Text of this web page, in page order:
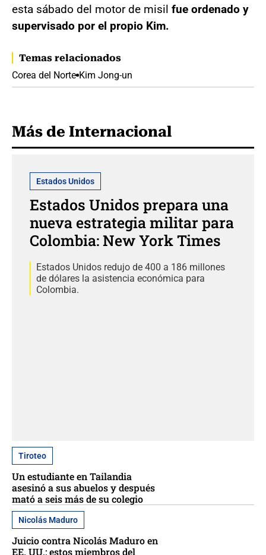
esta sábado del motor de misil fue ordenado y
supervisado por el propio Kim.
Temas relacionados
Corea del Norte Kim Jong-un
Más de Internacional
Estados Unidos
Estados Unidos prepara una
nueva estrategia militar para
Colombia: New York Times
Estados Unidos redujo de 400 a 186 millones
de dólares la asistencia económica para
Colombia.
Tiroteo
Un estudiante en Tailandia
asesinó a sus abuelos y después
mató a seis más de su colegio
Nicolás Maduro
Juicio contra Nicolás Maduro en
EE. UU.: estos miembros del